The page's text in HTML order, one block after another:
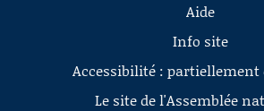
Aide
Info site
Accessibilité :
Le site de l'Assemblée